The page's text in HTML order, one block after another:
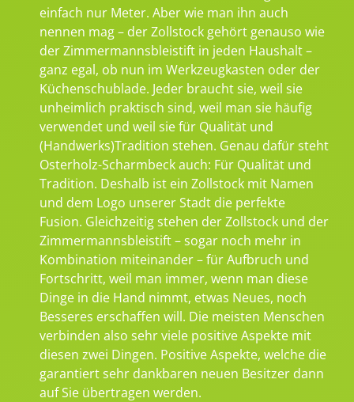
einfach nur Meter. Aber wie man ihn auch
nennen mag – der Zollstock gehört genauso wie
der Zimmermannsbleistift in jeden Haushalt –
ganz egal, ob nun im Werkzeugkasten oder der
Küchenschublade. Jeder braucht sie, weil sie
unheimlich praktisch sind, weil man sie häufig
verwendet und weil sie für Qualität und
(Handwerks)Tradition stehen. Genau dafür steht
Osterholz-Scharmbeck auch: Für Qualität und
Tradition. Deshalb ist ein Zollstock mit Namen
und dem Logo unserer Stadt die perfekte
Fusion. Gleichzeitig stehen der Zollstock und der
Zimmermannsbleistift – sogar noch mehr in
Kombination miteinander – für Aufbruch und
Fortschritt, weil man immer, wenn man diese
Dinge in die Hand nimmt, etwas Neues, noch
Besseres erschaffen will. Die meisten Menschen
verbinden also sehr viele positive Aspekte mit
diesen zwei Dingen. Positive Aspekte, welche die
garantiert sehr dankbaren neuen Besitzer dann
auf Sie übertragen werden.